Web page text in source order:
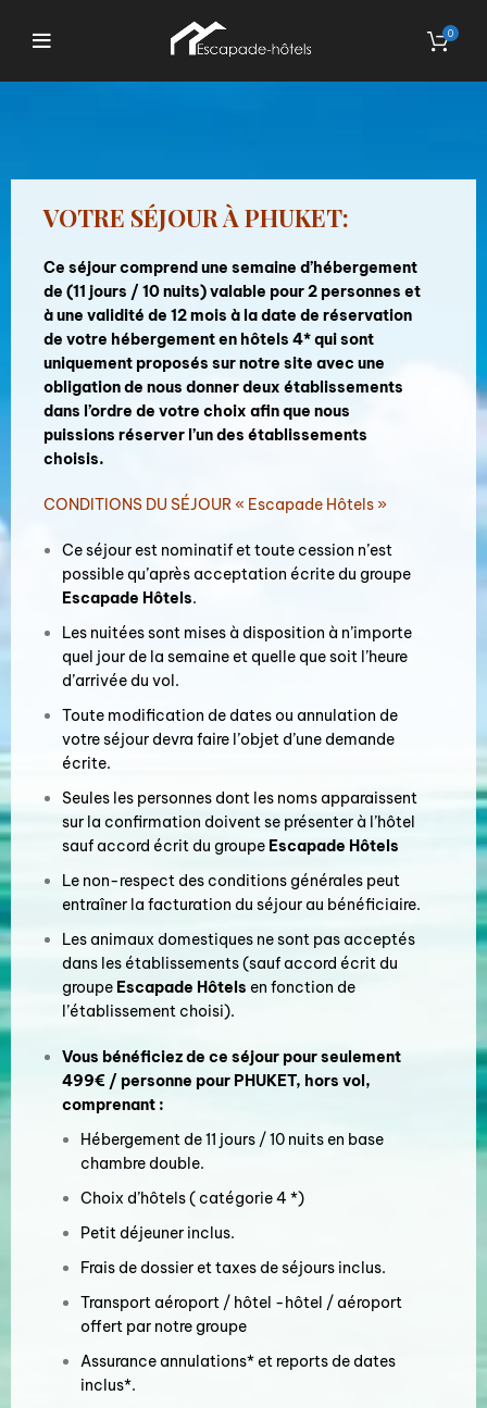
0
VOTRE SÉJOUR À PHUKET:
Ce séjour comprend une semaine d’hébergement
de (11 jours / 10 nuits) valable pour 2 personnes et
à une validité de 12 mois à la date de réservation
de votre hébergement en hôtels 4* qui sont
uniquement proposés sur notre site avec une
obligation de nous donner deux établissements
dans l’ordre de votre choix afin que nous
puissions réserver l’un des établissements
choisis.
CONDITIONS DU SÉJOUR « Escapade Hôtels »
Ce séjour est nominatif et toute cession n’est
possible qu’après acceptation écrite du groupe
Escapade Hôtels.
Les nuitées sont mises à disposition à n’importe
quel jour de la semaine et quelle que soit l’heure
d’arrivée du vol.
Toute modification de dates ou annulation de
votre séjour devra faire l’objet d’une demande
écrite.
Seules les personnes dont les noms apparaissent
sur la confirmation doivent se présenter à l’hôtel
sauf accord écrit du groupe Escapade Hôtels
Le non-respect des conditions générales peut
entraîner la facturation du séjour au bénéficiaire.
Les animaux domestiques ne sont pas acceptés
dans les établissements (sauf accord écrit du
groupe Escapade Hôtels en fonction de
l’établissement choisi).
Vous bénéficiez de ce séjour pour seulement
499€ / personne pour PHUKET, hors vol,
comprenant :
Hébergement de 11 jours / 10 nuits en base
chambre double.
Choix d’hôtels ( catégorie 4 *)
Petit déjeuner inclus.
Frais de dossier et taxes de séjours inclus.
Transport aéroport / hôtel -hôtel / aéroport
offert par notre groupe
Assurance annulations* et reports de dates
inclus*.